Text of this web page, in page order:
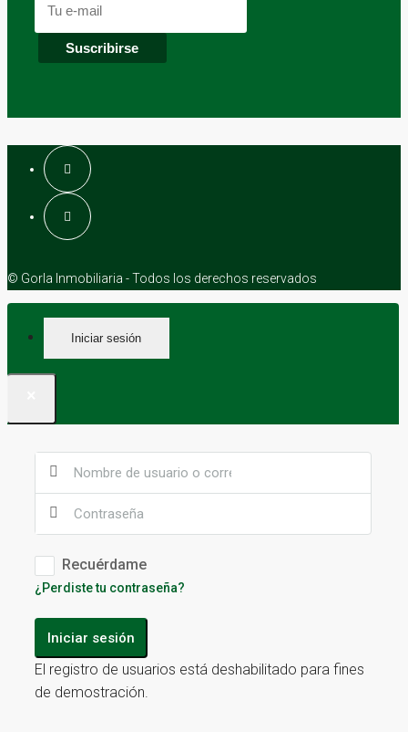
© Gorla Inmobiliaria - Todos los derechos reservados
Iniciar sesión
Recuérdame
¿Perdiste tu contraseña?
Iniciar sesión
El registro de usuarios está deshabilitado para fines
de demostración.